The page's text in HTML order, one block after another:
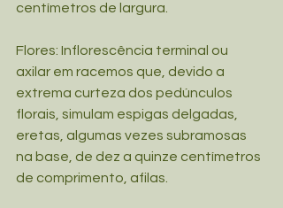
centímetros de largura.
Flores: Inflorescência terminal ou
axilar em racemos que, devido a
extrema curteza dos pedúnculos
florais, simulam espigas delgadas,
eretas, algumas vezes subramosas
na base, de dez a quinze centímetros
de comprimento, afilas.